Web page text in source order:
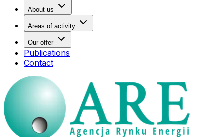
About us
Areas of activity
Our offer
Publications
Contact